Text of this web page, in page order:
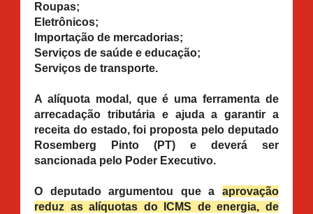
Roupas;
Eletrônicos;
Importação de mercadorias;
Serviços de saúde e educação;
Serviços de transporte.
A alíquota modal, que é uma ferramenta de
arrecadação tributária e ajuda a garantir a
receita do estado, foi proposta pelo deputado
Rosemberg Pinto (PT) e deverá ser
sancionada pelo Poder Executivo.
O deputado argumentou que a
aprovação
reduz as alíquotas do ICMS de energia, de